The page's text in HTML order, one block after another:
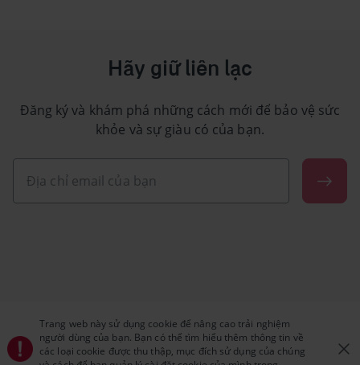
Hãy giữ liên lạc
Đăng ký và khám phá những cách mới để bảo vệ sức
khỏe và sự giàu có của bạn.
Trang web này sử dụng cookie để nâng cao trải nghiệm
người dùng của bạn. Bạn có thể tìm hiểu thêm thông tin về
các loại cookie được thu thập, mục đích sử dụng của chúng